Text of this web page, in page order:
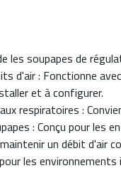
les soupapes de
d'air : Fonctionne
et à configurer.
respiratoires :
: Conçu pour les
un débit
les